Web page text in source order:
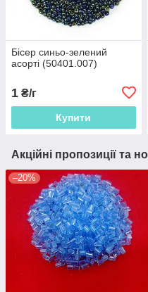
Бісер синьо-зелений
асорті (50401.007)
1 ₴/г
Купити
Акційні пропозиції та
–20%